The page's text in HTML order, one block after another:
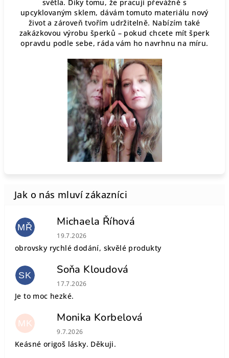
světla. Díky tomu, že pracuji převážně s
upcyklovaným sklem, dávám tomuto materiálu nový
život a zároveň tvořím udržitelně. Nabízím také
zakázkovou výrobu šperků – pokud chcete mít šperk
opravdu podle sebe, ráda vám ho navrhnu na míru.
MŘ Michaela Říhová
Hodnocení obchodu je 5 z 5 hvězdiček.
19.7.2026
obrovsky rychlé dodání, skvělé produkty
SK Soňa Kloudová
Hodnocení obchodu je 5 z 5 hvězdiček.
17.7.2026
Je to moc hezké.
MK Monika Korbelová
Hodnocení obchodu je 5 z 5 hvězdiček.
9.7.2026
Keásné origoš lásky. Děkuji.